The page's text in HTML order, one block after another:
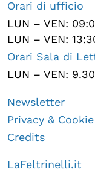
Orari di ufficio
LUN – VEN:
LUN – VEN:
Orari Sala di
LUN – VEN:
Newsletter
Privacy &
Credits
LaFeltrinelli.it